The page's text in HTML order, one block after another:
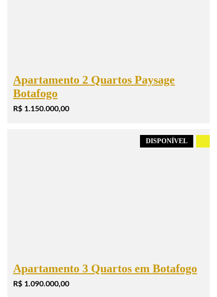
Apartamento 2 Quartos Paysage
Botafogo
R$ 1.150.000,00
DISPONÍVEL
Apartamento 3 Quartos em Botafogo
R$ 1.090.000,00